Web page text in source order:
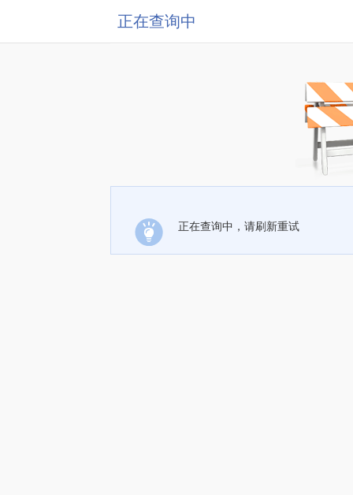
正在查询中
正在查询中，请刷新重试